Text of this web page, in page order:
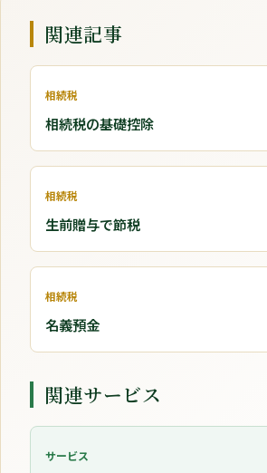
関連記事
相続税
相続税の基礎控除
相続税
生前贈与で節税
相続税
名義預金
関連サービス
サービス